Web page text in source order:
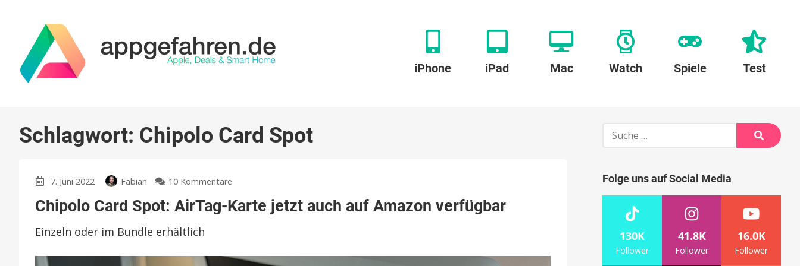
iPhone iPad Mac Watch Spiele Test
Schlagwort: Chipolo Card Spot
7. Juni 2022 Fabian 10 Kommentare
Card
jetzt
Chipolo Card Spot: AirTag-Karte jetzt auch auf Amazon verfügbar
Einzeln oder im Bundle erhältlich
Suche
Suche
Folge uns auf Social Media
130K
Follower
41.8K
Follower
16.0K
Follower